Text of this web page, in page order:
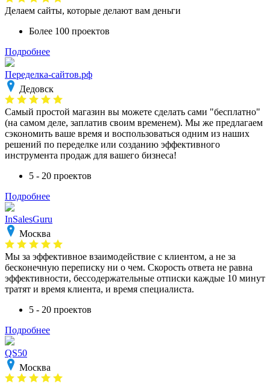
Делаем сайты, которые делают вам деньги
Более 100 проектов
Подробнее
Переделка-сайтов.рф
Дедовск
Самый простой магазин вы можете сделать сами "бесплатно"
(на самом деле, заплатив своим временем). Мы же предлагаем
сэкономить ваше время и воспользоваться одним из наших
решений по переделке или созданию эффективного
инструмента продаж для вашего бизнеса!
5 - 20 проектов
Подробнее
InSalesGuru
Москва
Мы за эффективное взаимодействие с клиентом, а не за
бесконечную переписку ни о чем. Скорость ответа не равна
эффективности, бессодержательные отписки каждые 10 минут
тратят и время клиента, и время специалиста.
5 - 20 проектов
Подробнее
QS50
Москва